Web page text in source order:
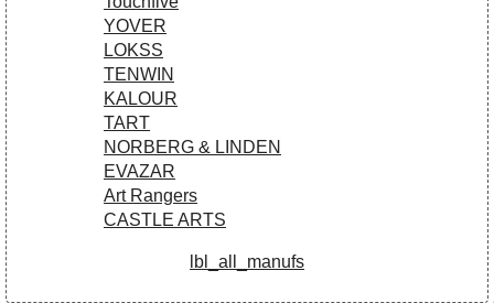
YOVER
LOKSS
TENWIN
KALOUR
TART
NORBERG & LINDEN
EVAZAR
Art Rangers
CASTLE ARTS
lbl_all_manufs